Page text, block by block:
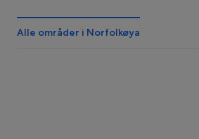
Alle områder i Norfolkøya